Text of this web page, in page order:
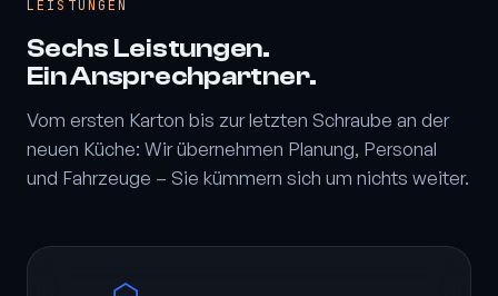
LEISTUNGEN
Sechs Leistungen.
Ein Ansprechpartner.
Vom ersten Karton bis zur letzten Schraube an der
neuen Küche: Wir übernehmen Planung, Personal
und Fahrzeuge – Sie kümmern sich um nichts weiter.